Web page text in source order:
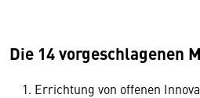
Die 14 vorgeschlagenen
Errichtung von offenen